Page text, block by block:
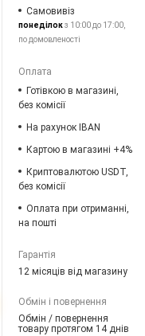
Самовивіз
понеділокз 10:00 до 17:00,
по домовленості
Оплата
Готівкою в магазині,
без комісії
На рахунок IBAN
Картою в магазині +4%
Криптовалютою USDT,
без комісії
Оплата при отриманні,
на пошті
Гарантія
12 місяців від магазину
Обмін і повернення
Обмін / повернення
товару протягом 14 днів